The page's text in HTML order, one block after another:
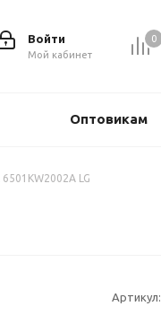
0
Войти
Мой кабинет
Оптовикам
LG
Артикул: